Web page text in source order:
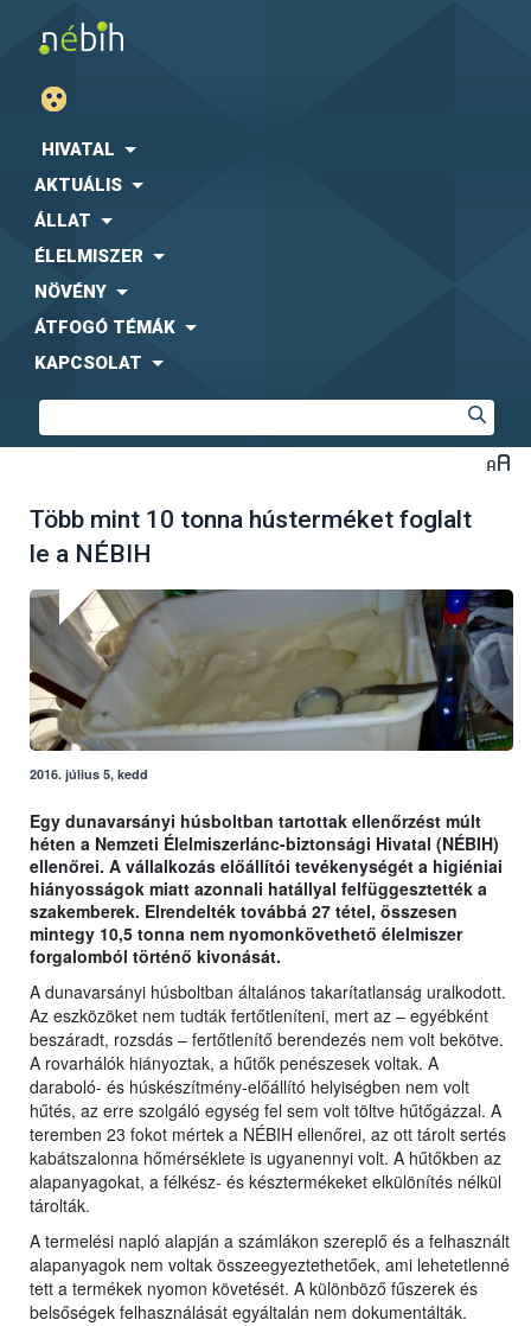
HIVATAL
AKTUÁLIS
ÁLLAT
ÉLELMISZER
NÖVÉNY
ÁTFOGÓ TÉMÁK
KAPCSOLAT
Több mint 10 tonna hústerméket foglalt
le a NÉBIH
2016. július 5, kedd
Egy dunavarsányi húsboltban tartottak ellenőrzést múlt
héten a Nemzeti Élelmiszerlánc-biztonsági Hivatal (NÉBIH)
ellenőrei. A vállalkozás előállítói tevékenységét a higiéniai
hiányosságok miatt azonnali hatállyal felfüggesztették a
szakemberek. Elrendelték továbbá 27 tétel, összesen
mintegy 10,5 tonna nem nyomonkövethető élelmiszer
forgalomból történő kivonását.
A dunavarsányi húsboltban általános takarítatlanság uralkodott.
Az eszközöket nem tudták fertőtleníteni, mert az – egyébként
beszáradt, rozsdás – fertőtlenítő berendezés nem volt bekötve.
A rovarhálók hiányoztak, a hűtők penészesek voltak. A
daraboló- és húskészítmény-előállító helyiségben nem volt
hűtés, az erre szolgáló egység fel sem volt töltve hűtőgázzal. A
teremben 23 fokot mértek a NÉBIH ellenőrei, az ott tárolt sertés
kabátszalonna hőmérséklete is ugyanennyi volt. A hűtőkben az
alapanyagokat, a félkész- és késztermékeket elkülönítés nélkül
tárolták.
A termelési napló alapján a számlákon szereplő és a felhasznált
alapanyagok nem voltak összeegyeztethetőek, ami lehetetlenné
tett a termékek nyomon követését. A különböző fűszerek és
belsőségek felhasználását egyáltalán nem dokumentálták.